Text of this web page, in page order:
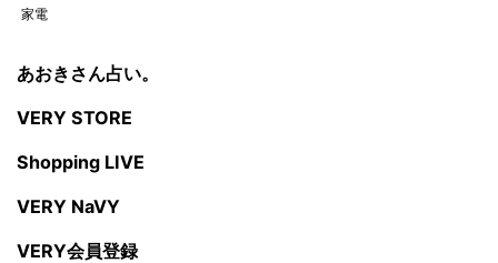
家電
あおきさん占い。
VERY STORE
Shopping LIVE
VERY NaVY
VERY会員登録